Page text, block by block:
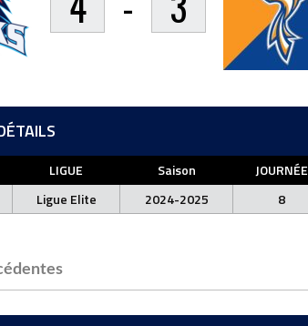
LIGUE Saison
JOURNÉE
Ligue Elite 2024-2025 8